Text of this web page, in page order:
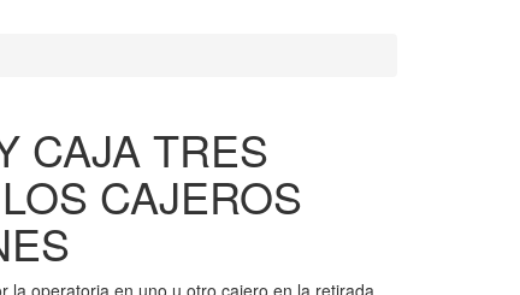
CAJA TRES
CAJEROS